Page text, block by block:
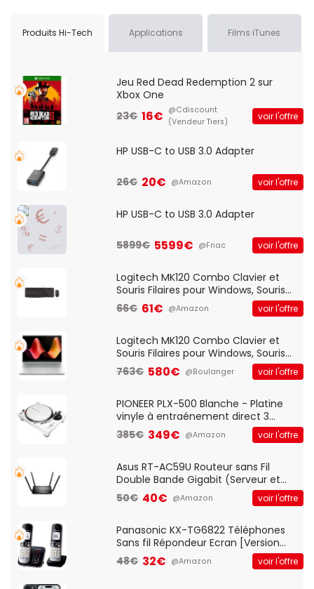
Produits Hi-Tech Applications Films iTunes
Jeu Red Dead Redemption 2 sur
Xbox One
23€ 16€ @Cdiscount
(Vendeur Tiers)
voir l'offre
HP USB-C to USB 3.0 Adapter
26€ 20€ @Amazon voir l'offre
HP USB-C to USB 3.0 Adapter
5899€ 5599€ @Fnac voir l'offre
Logitech MK120 Combo Clavier et
Souris Filaires pour Windows, Souris
Optique Filaire, Connexion USB Plug
And Play, Confortable, Taille
QWERTY UK - Noir
66€ 61€ @Amazon voir l'offre
Logitech MK120 Combo Clavier et
Souris Filaires pour Windows, Souris
Optique Filaire, Connexion USB Plug
And Play, Confortable, Taille
QWERTY UK - Noir
763€ 580€ @Boulanger voir l'offre
PIONEER PLX-500 Blanche - Platine
vinyle à entraénement direct 3
vitesses (33-45-78 trs/min) avec
pre-ampli intégré et port USB
385€ 349€ @Amazon voir l'offre
Asus RT-AC59U Routeur sans Fil
Double Bande Gigabit (Serveur et
Client VPN, Triple Vlan, Mode Point
d'accès et Bridge, contrôle Parental,
50€ 40€ @Amazon voir l'offre
Panasonic KX-TG6822 Téléphones
Sans fil Répondeur Ecran [Version
Française]
48€ 32€ @Amazon voir l'offre